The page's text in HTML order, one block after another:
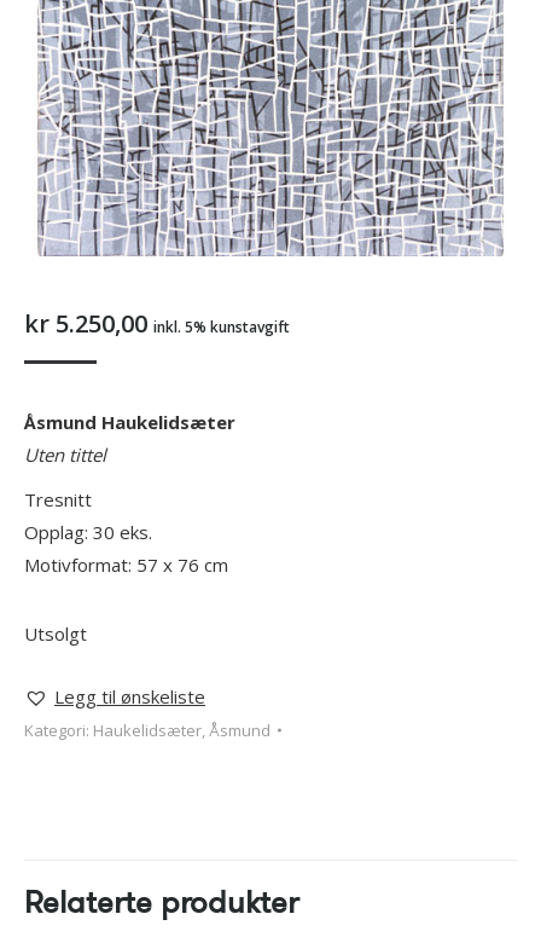
kr 5.250,00 inkl. 5% kunstavgift
Åsmund Haukelidsæter
Uten tittel
Tresnitt
Opplag: 30 eks.
Motivformat: 57 x 76 cm
Utsolgt
Legg til ønskeliste
Kategori: Haukelidsæter, Åsmund
Relaterte produkter